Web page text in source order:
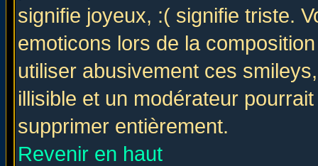
signifie joyeux, :( signifie triste.
emoticons lors de la
utiliser abusivement ces
illisible et un modérateur
supprimer entièrement.
Revenir en haut